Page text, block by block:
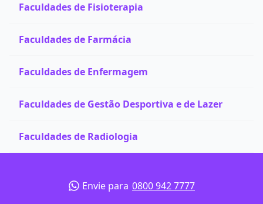
Faculdades de Fisioterapia
Faculdades de Farmácia
Faculdades de Enfermagem
Faculdades de Gestão Desportiva e de Lazer
Faculdades de Radiologia
Envie para 0800 942 7777